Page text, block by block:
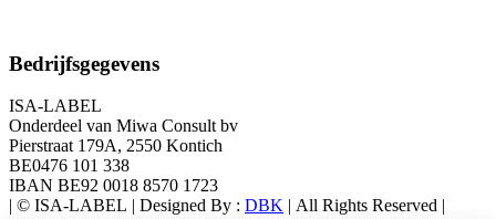
Bedrijfsgegevens
ISA-LABEL
Onderdeel van Miwa Consult bv
Pierstraat 179A, 2550 Kontich
BE0476 101 338
IBAN BE92 0018 8570 1723
| © ISA-LABEL | Designed By : DBK | All Rights Reserved |